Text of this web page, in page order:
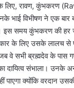
लिए, रावण, कुंभकरण
विभीषण ने एक बार
इस समय कुंभकरण की हर
के लिए उसके लालच से
वे सभी ब्रह्मदेव के पास
दायित्व संभाला।
पाएगा क्योंकि वरदान